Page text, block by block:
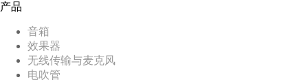
产品
音箱
效果器
无线传输与麦克风
电吹管